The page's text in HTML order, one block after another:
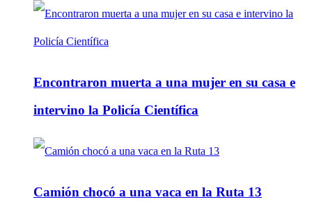
Encontraron muerta a una mujer en su casa e
intervino la Policía Científica
Camión chocó a una vaca en la Ruta 13